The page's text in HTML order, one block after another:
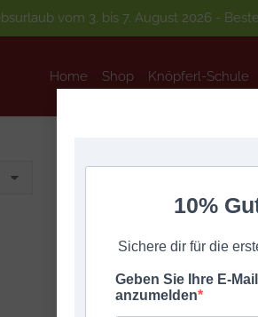
Home Shop Knöpferl-Schule
vom 3. bis 7. August 2026 -
10%
Sichere dir für die
Geben Sie Ihre E-
anzumelden